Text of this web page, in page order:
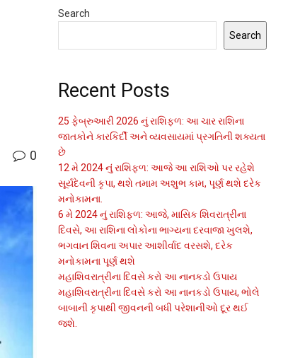
0
Search
Search
Recent Posts
25 ફેબ્રુઆરી 2026 નું રાશિફળ: આ ચાર રાશિના
જાતકોને કારકિર્દી અને વ્યવસાયમાં પ્રગતિની શક્યતા
છે
12 મે 2024 નું રાશિફળ: આજે આ રાશિઓ પર રહેશે
સૂર્યદેવની કૃપા, થશે તમામ અશુભ કામ, પૂર્ણ થશે દરેક
મનોકામના.
6 મે 2024 નું રાશિફળ: આજે, માસિક શિવરાત્રીના
દિવસે, આ રાશિના લોકોના ભાગ્યના દરવાજા ખુલશે,
ભગવાન શિવના અપાર આશીર્વાદ વરસશે, દરેક
મનોકામના પૂર્ણ થશે
મહાશિવરાત્રીના દિવસે કરો આ નાનકડો ઉપાય
મહાશિવરાત્રીના દિવસે કરો આ નાનકડો ઉપાય, ભોલે
બાબાની કૃપાથી જીવનની બધી પરેશાનીઓ દૂર થઈ
જશે.